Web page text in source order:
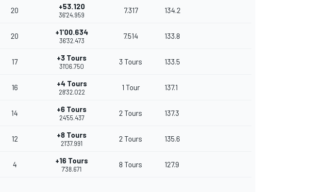
20 +53.120
36'24.959
7.317 134.2
20 +1'00.634
36'32.473
7.514 133.8
17 +3 Tours
31'06.750
3 Tours 133.5
16 +4 Tours
28'32.022
1 Tour 137.1
14 +6 Tours
24'55.437
2 Tours 137.3
12 +8 Tours
21'37.991
2 Tours 135.6
4 +16 Tours
7'38.671
8 Tours 127.9